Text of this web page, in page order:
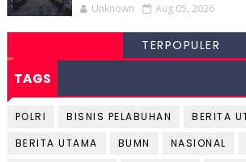
Unknown Aug 05, 2026
TERPOPULER
TAGS
POLRI BISNIS PELABUHAN
BERITA
BERITA UTAMA
BUMN NASIONAL